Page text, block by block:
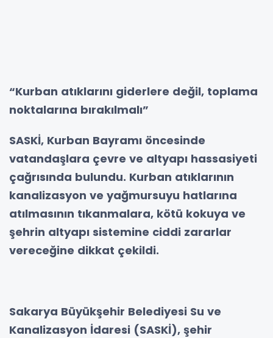
“Kurban atıklarını giderlere değil, toplama
noktalarına bırakılmalı”
SASKİ, Kurban Bayramı öncesinde
vatandaşlara çevre ve altyapı hassasiyeti
çağrısında bulundu. Kurban atıklarının
kanalizasyon ve yağmursuyu hatlarına
atılmasının tıkanmalara, kötü kokuya ve
şehrin altyapı sistemine ciddi zararlar
vereceğine dikkat çekildi.
Sakarya Büyükşehir Belediyesi Su ve
Kanalizasyon İdaresi (SASKİ), şehir